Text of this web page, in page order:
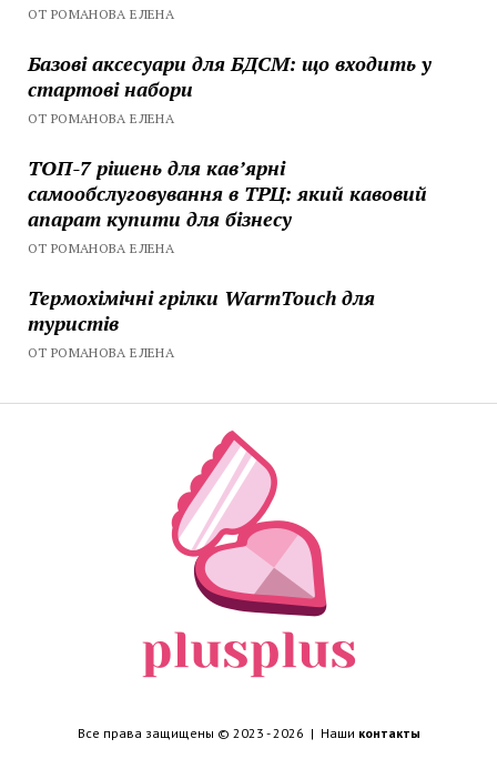
ОТ РОМАНОВА ЕЛЕНА
Базові аксесуари для БДСМ: що входить у
стартові набори
ОТ РОМАНОВА ЕЛЕНА
ТОП-7 рішень для кавʼярні
самообслуговування в ТРЦ: який кавовий
апарат купити для бізнесу
ОТ РОМАНОВА ЕЛЕНА
Термохімічні грілки WarmTouch для
туристів
ОТ РОМАНОВА ЕЛЕНА
Все права защищены © 2023 - 2026 | Наши контакты